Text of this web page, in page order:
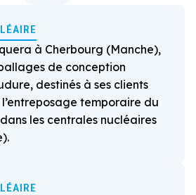
à Cherbourg (Manche),
de conception
destinés à ses clients
temporaire du
les centrales nucléaires